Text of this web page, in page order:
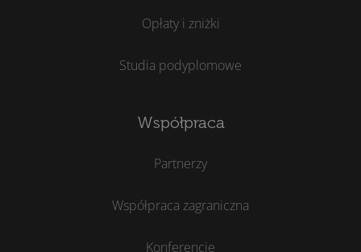
Opłaty i zniżki
Studia podyplomowe
Współpraca
Partnerzy
Współpraca zagraniczna
Konferencje